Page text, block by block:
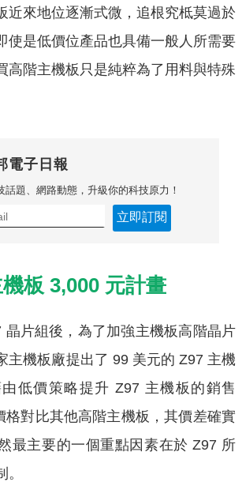
近來地位逐漸式微，追根究柢莫過於
使是低價位產品也具備一般人所需要
高階主機板只是純粹為了用料與特殊
電子日報
話題、網路動態，升級你的科技原力！
立即訂閱
板 3,000 元計畫
晶片組後，為了加強主機板高階晶片
主機板廠提出了 99 美元的 Z97 主機
低價策略提升 Z97 主機板的銷售
格對比其他高階主機板，其價差確實
最主要的一個重點因素在於 Z97 所